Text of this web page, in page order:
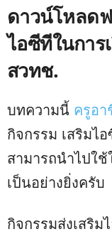
ดาวน์โหลด
ไอซีทีในการ
สวทช.
บทความนี้ ครูอ
กิจกรรม เสริมไ
สามารถนำไปใ
เป็นอย่างยิ่งครับ
กิจกรรมส่งเสริม